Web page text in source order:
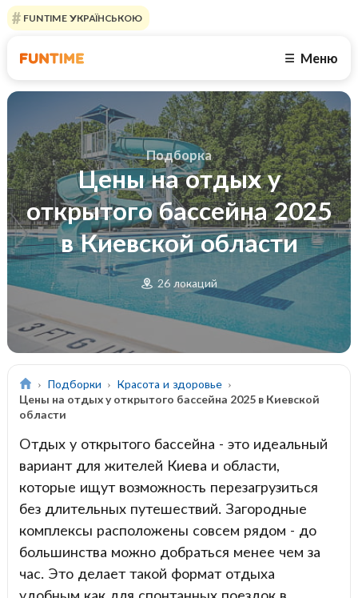
FUNTIME УКРАЇНСЬКОЮ
☰ Меню
Подборка
Цены на отдых у
открытого бассейна 2025
в Киевской области
26 локаций
Подборки
Красота и здоровье
Цены на отдых у открытого бассейна 2025 в Киевской
области
Отдых у открытого бассейна - это идеальный
вариант для жителей Киева и области,
которые ищут возможность перезагрузиться
без длительных путешествий. Загородные
комплексы расположены совсем рядом - до
большинства можно добраться менее чем за
час. Это делает такой формат отдыха